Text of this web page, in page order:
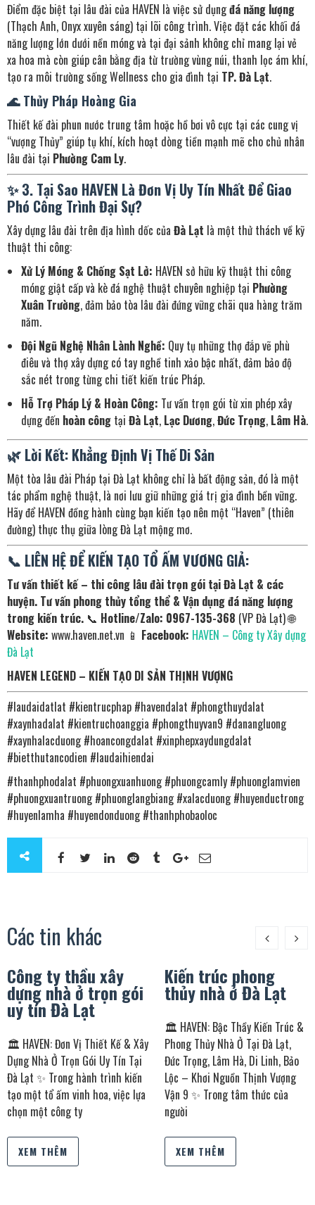
Điểm đặc biệt tại lâu đài của HAVEN là việc sử dụngđá năng lượng
(Thạch Anh, Onyx xuyên sáng) tại lõi công trình. Việc đặt các khối đá
năng lượng lớn dưới nền móng và tại đại sảnh không chỉ mang lại vẻ
xa hoa mà còn giúp cân bằng địa từ trường vùng núi, thanh lọc ám khí,
tạo ra môi trường sống Wellness cho gia đình tại TP. Đà Lạt.
🌊 Thủy Pháp Hoàng Gia
Thiết kế đài phun nước trung tâm hoặc hồ bơi vô cực tại các cung vị
“vượng Thủy” giúp tụ khí, kích hoạt dòng tiền mạnh mẽ cho chủ nhân
lâu đài tại Phường Cam Ly.
✨ 3. Tại Sao HAVEN Là Đơn Vị Uy Tín Nhất Để Giao
Phó Công Trình Đại Sự?
Xây dựng lâu đài trên địa hình dốc của Đà Lạt là một thử thách về kỹ
thuật thi công:
Xử Lý Móng & Chống Sạt Lở: HAVEN sở hữu kỹ thuật thi công
móng giật cấp và kè đá nghệ thuật chuyên nghiệp tại Phường
Xuân Trường, đảm bảo tòa lâu đài đứng vững chãi qua hàng trăm
năm.
Đội Ngũ Nghệ Nhân Lành Nghề: Quy tụ những thợ đắp vẽ phù
điêu và thợ xây dựng có tay nghề tinh xảo bậc nhất, đảm bảo độ
sắc nét trong từng chi tiết kiến trúc Pháp.
Hỗ Trợ Pháp Lý & Hoàn Công: Tư vấn trọn gói từ xin phép xây
dựng đến hoàn công tại Đà Lạt, Lạc Dương,Đức Trọng, Lâm Hà.
🌿 Lời Kết: Khẳng Định Vị Thế Di Sản
Một tòa lâu đài Pháp tại Đà Lạt không chỉ là bất động sản, đó là một
tác phẩm nghệ thuật, là nơi lưu giữ những giá trị gia đình bền vững.
Hãy để HAVEN đồng hành cùng bạn kiến tạo nên một “Haven” (thiên
đường) thực thụ giữa lòng Đà Lạt mộng mơ.
📞 LIÊN HỆ ĐỂ KIẾN TẠO TỔ ẤM VƯƠNG GIẢ:
Tư vấn thiết kế – thi công lâu đài trọn gói tại Đà Lạt & các
huyện. Tư vấn phong thủy tổng thể & Vận dụng đá năng lượng
trong kiến trúc. 📞 Hotline/Zalo: 0967-135-368 (VP Đà Lạt) 🌐
Website: www.haven.net.vn 📱 Facebook: HAVEN – Công ty Xây dựng
Đà Lạt
HAVEN LEGEND – KIẾN TẠO DI SẢN THỊNH VƯỢNG
#laudaidatlat #kientrucphap #havendalat #phongthuydalat
#xaynhadalat #kientruchoanggia #phongthuyvan9 #danangluong
#xaynhalacduong #hoancongdalat #xinphepxaydungdalat
#bietthutancodien #laudaihiendai
#thanhphodalat #phuongxuanhuong #phuongcamly #phuonglamvien
#phuongxuantruong #phuonglangbiang #xalacduong #huyenductrong
#huyenlamha #huyendonduong #thanhphobaoloc
Các tin khác
Công ty thầu xây
dựng nhà ở trọn gói
uy tín Đà Lạt
🏛️ HAVEN: Đơn Vị Thiết Kế & Xây
Dựng Nhà Ở Trọn Gói Uy Tín Tại
Đà Lạt ✨ Trong hành trình kiến
tạo một tổ ấm vinh hoa, việc lựa
chọn một công ty
XEM THÊM
Kiến trúc phong
thủy nhà ở Đà Lạt
🏛️ HAVEN: Bậc Thầy Kiến Trúc &
Phong Thủy Nhà Ở Tại Đà Lạt,
Đức Trọng, Lâm Hà, Di Linh, Bảo
Lộc – Khơi Nguồn Thịnh Vượng
Vận 9 ✨ Trong tâm thức của
người
XEM THÊM